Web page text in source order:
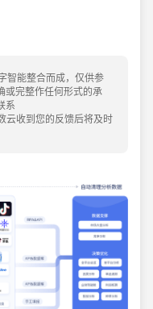
智能整合而成，仅供参
或完整作任何形式的承
系
云收到您的反馈后将及时